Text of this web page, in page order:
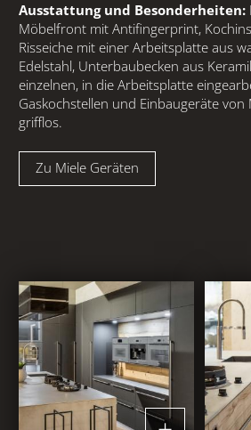
REFERENZEN
NEWS & EVENTS
KONTAKT
AGB
Ausstattung und Besonderheiten:
Möbelfront mit Antifingerprint,
Risseiche mit einer Arbeitsplatte aus
Edelstahl, Unterbaubecken aus
einzelnen, in die Arbeitsplatte
Gaskochstellen und Einbaugeräte von
grifflos.
Zu Miele Geräten